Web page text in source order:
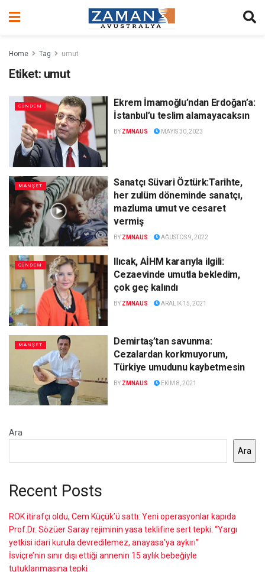
Home Tag umut
Etiket: umut
GÜNDEM
Ekrem İmamoğlu’ndan Erdoğan’a:
İstanbul’u teslim alamayacaksın
BY ZMNAUS MAYIS 30, 2023
MANŞET
Sanatçı Süvari Öztürk:Tarihte,
her zulüm döneminde sanatçı,
mazluma umut ve cesaret
vermiş
BY ZMNAUS AĞUSTOS 9, 2022
GÜNDEM
Ilıcak, AİHM kararıyla ilgili:
Cezaevinde umutla bekledim,
çok geç kalındı
BY ZMNAUS ARALIK 15, 2021
MANŞET
Demirtaş’tan savunma:
Cezalardan korkmuyorum,
Türkiye umudunu kaybetmesin
BY ZMNAUS EKIM 8, 2021
Ara
Ara
Recent Posts
ROK itirafçı oldu, Cem Küçük’ü sattı: Yeni operasyonlar kapıda
Prof.Dr. Sözüer Saray rejiminin yasa teklifine sert tepki: “Yargı
yetkisi idari kurula devredilemez, anayasa’ya aykırı”
İsviçre’nin sınır dışı ettiği annenin 15 aylık bebeğiyle
tutuklanmasına tepki